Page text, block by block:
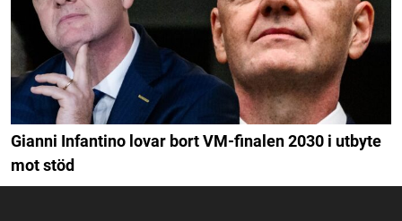
Gianni Infantino lovar bort VM-finalen 2030 i utbyte
mot stöd